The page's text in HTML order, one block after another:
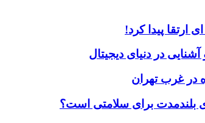
پیدا کرد!
در دنیای دیجیتال
در غرب تهران
بلندمدت برای سلامتی است؟